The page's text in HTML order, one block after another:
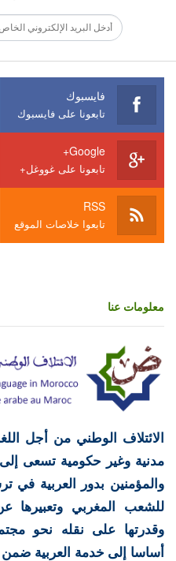
فايسبوك
تابعونا على فايسبوك
Google+
تابعونا على غووغل+
RSS
تابعوا خلاصات الموقع
معلومات عنا
الائتلاف الوطني من أجل
مدنية وغير حكومية تسعى
والمؤمنين بدور العربية في
للشعب المغربي وتعبيرها عن
وقدرتها على نقله نحو
أساسا إلى خدمة العربية